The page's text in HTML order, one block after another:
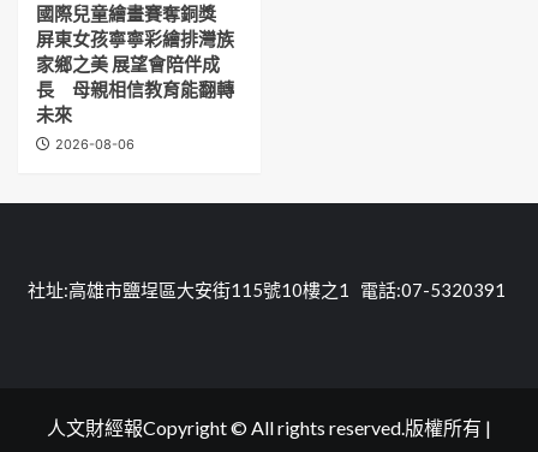
國際兒童繪畫賽奪銅獎
屏東女孩寧寧彩繪排灣族
家鄉之美 展望會陪伴成
長 母親相信教育能翻轉
未來
2026-08-06
社址:高雄市鹽埕區大安街115號10樓之1 電話:07-5320391
人文財經報Copyright © All rights reserved.版權所有 |